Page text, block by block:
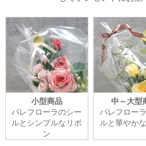
小型商品
パレフローラのシー
ルとシンプルなリボ
ン
中～大型
パレフロー
ルと華やか